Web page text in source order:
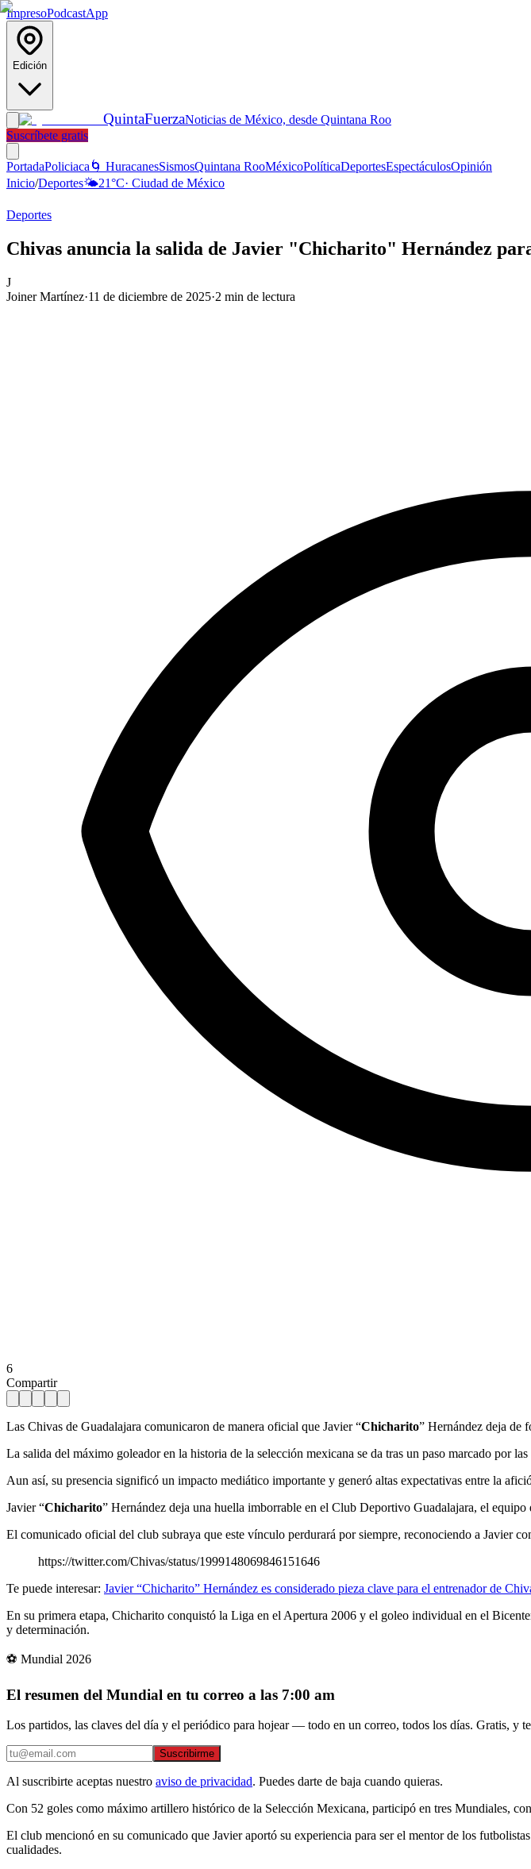
ImpresoPodcastApp
Edición
QuintaFuerzaNoticias de México, desde Quintana Roo
Suscríbete gratis
PortadaPoliciaca 🌀 HuracanesSismosQuintana RooMéxicoPolíticaDeportesEspectáculosOpinión
Inicio/Deportes🌤️21°C· Ciudad de México
Deportes
Chivas anuncia la salida de Javier "Chicharito" Hernández
J
Joiner Martínez·11 de diciembre de 2025·2 min de lectura
6
Compartir
Las Chivas de Guadalajara comunicaron de manera oficial que Javier “Chicharito” Hernández deja de
La salida del máximo goleador en la historia de la selección mexicana se da tras un paso marcado por
Aun así, su presencia significó un impacto mediático importante y generó altas expectativas entre la
Javier “Chicharito” Hernández deja una huella imborrable en el Club Deportivo Guadalajara, el
El comunicado oficial del club subraya que este vínculo perdurará por siempre, reconociendo a Javier
https://twitter.com/Chivas/status/1999148069846151646
Te puede interesar: Javier “Chicharito” Hernández es considerado pieza clave para el entrenador de
En su primera etapa, Chicharito conquistó la Liga en el Apertura 2006 y el goleo individual en el
y determinación.
⚽ Mundial 2026
El resumen del Mundial en tu correo a las 7:00 am
Los partidos, las claves del día y el periódico para hojear — todo en un correo, todos los días. Gratis, y
Suscribirme
Al suscribirte aceptas nuestro aviso de privacidad. Puedes darte de baja cuando quieras.
Con 52 goles como máximo artillero histórico de la Selección Mexicana, participó en tres Mundiales,
El club mencionó en su comunicado que Javier aportó su experiencia para ser el mentor de los
cualidades.